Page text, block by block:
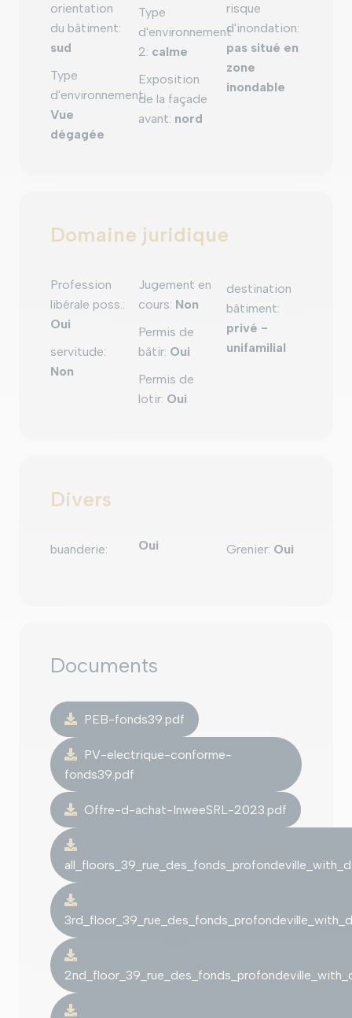
orientation
du bâtiment:
sud
Type
d'environnement:
Vue
dégagée
Type
d'environnement
2: calme
Exposition
de la façade
avant: nord
risque
d'inondation:
pas situé en
zone
inondable
Domaine juridique
Profession
libérale poss.:
Oui
servitude:
Non
Jugement en
cours: Non
Permis de
bâtir: Oui
Permis de
lotir: Oui
destination
bâtiment:
privé -
unifamilial
Divers
buanderie: Oui Grenier: Oui
Documents
PEB-fonds39.pdf
PV-electrique-conforme-
fonds39.pdf
Offre-d-achat-InweeSRL-2023.pdf